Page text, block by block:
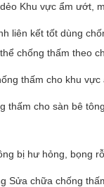
Khu vực ẩm ướt,
liên kết tốt dùng
chống thấm theo
thấm cho khu
thấm cho sàn bê
bị hư hỏng, bọng
Sửa chữa chống